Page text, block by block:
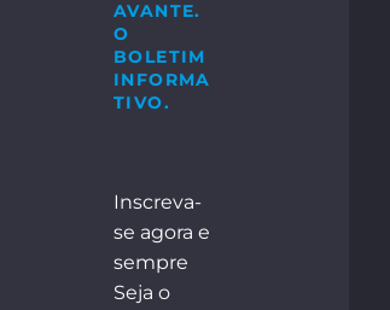
AVANTE.
O
BOLETIM
INFORMA
TIVO.
Inscreva-
se agora e
sempre
Seja o